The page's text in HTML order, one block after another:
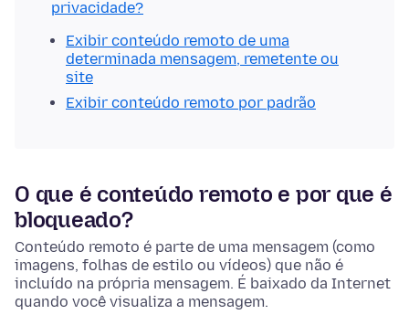
privacidade?
Exibir conteúdo remoto de uma
determinada mensagem, remetente ou
site
Exibir conteúdo remoto por padrão
O que é conteúdo remoto e por que é
bloqueado?
Conteúdo remoto é parte de uma mensagem (como
imagens, folhas de estilo ou vídeos) que não é
incluído na própria mensagem. É baixado da Internet
quando você visualiza a mensagem.